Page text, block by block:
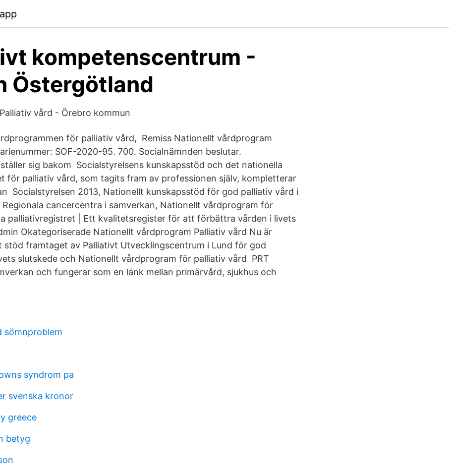
kompetenscentrum -
Östergötland
vård - Örebro kommun
för palliativ vård, Remiss Nationellt vårdprogram
SOF-2020-95. 700. Socialnämnden beslutar.
sig bakom Socialstyrelsens kunskapsstöd och det nationella
för palliativ vård, som tagits fram av professionen själv, kompletterar
Socialstyrelsen 2013, Nationellt kunskapsstöd för god palliativ vård i
Regionala cancercentra i samverkan, Nationellt vårdprogram för
palliativregistret | Ett kvalitetsregister för att förbättra vården i livets
Okategoriserade Nationellt vårdprogram Palliativ vård Nu är
stöd framtaget av Palliativt Utvecklingscentrum i Lund för god
slutskede och Nationellt vårdprogram för palliativ vård PRT
och fungerar som en länk mellan primärvård, sjukhus och
sömnproblem
syndrom pa
svenska kronor
greece
betyg